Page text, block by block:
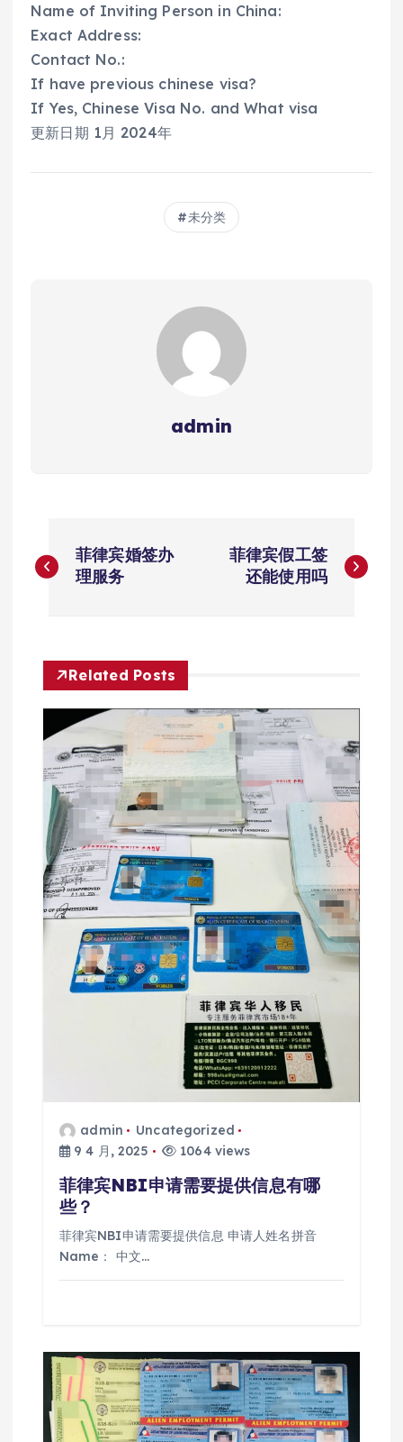
Name of Inviting Person in China:
Exact Address:
Contact No.:
If have previous chinese visa?
If Yes, Chinese Visa No. and What visa
更新日期 1月 2024年
未分类
admin
章
航
菲律宾婚签办
理服务
菲律宾假工签
还能使用吗
Related Posts
admin
Uncategorized
9 4 月, 2025
1064 views
菲律宾NBI申请需要提供信息有哪
些？
菲律宾NBI申请需要提供信息 申请人姓名拼音
Name： 中文…